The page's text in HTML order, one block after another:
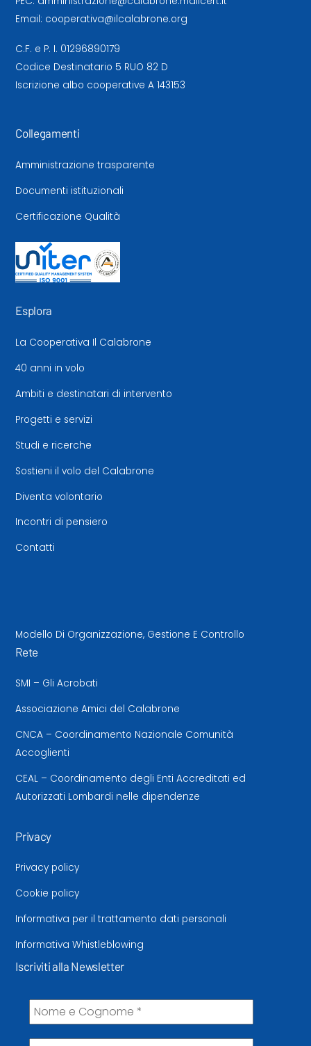
Email: cooperativa@ilcalabrone.org
C.F. e P. I. 01296890179
Codice Destinatario 5 RUO 82 D
Iscrizione albo cooperative A 143153
Collegamenti
Amministrazione trasparente
Documenti istituzionali
Certificazione Qualità
Esplora
La Cooperativa Il Calabrone
40 anni in volo
Ambiti e destinatari di intervento
Progetti e servizi
Studi e ricerche
Sostieni il volo del Calabrone
Diventa volontario
Incontri di pensiero
Contatti
Modello Di Organizzazione, Gestione E Controllo
Rete
SMI – Gli Acrobati
Associazione Amici del Calabrone
CNCA – Coordinamento Nazionale Comunità
Accoglienti
CEAL – Coordinamento degli Enti Accreditati ed
Autorizzati Lombardi nelle dipendenze
Privacy
Privacy policy
Cookie policy
Informativa per il trattamento dati personali
Informativa Whistleblowing
Iscriviti alla Newsletter